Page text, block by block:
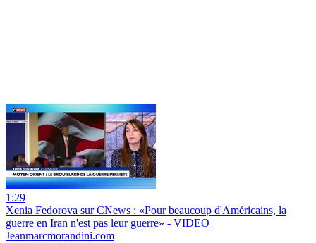
1:29
Xenia Fedorova sur CNews : «Pour beaucoup d'Américains, la
guerre en Iran n'est pas leur guerre» - VIDEO
Jeanmarcmorandini.com